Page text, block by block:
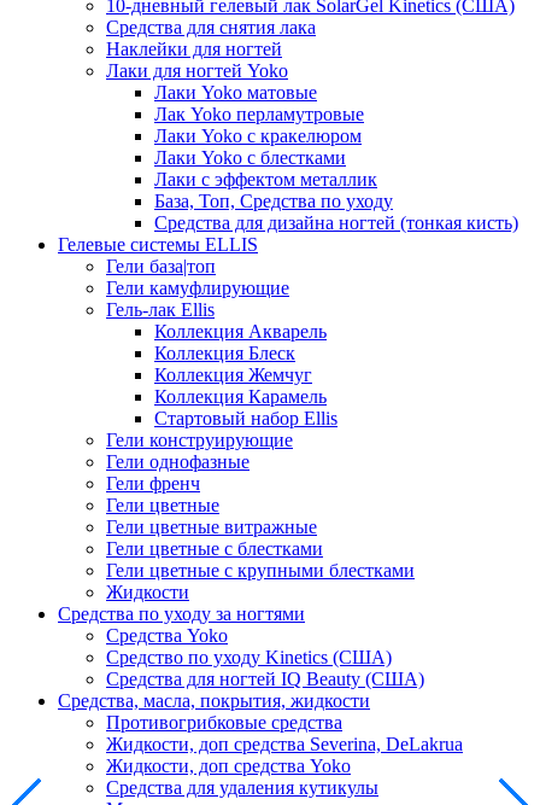
10-дневный гелевый лак SolarGel Kinetics (США)
Средства для снятия лака
Наклейки для ногтей
Лаки для ногтей Yoko
Лаки Yoko матовые
Лак Yoko перламутровые
Лаки Yoko с кракелюром
Лаки Yoko с блестками
Лаки с эффектом металлик
База, Топ, Средства по уходу
Средства для дизайна ногтей (тонкая кисть)
Гелевые системы ELLIS
Гели база|топ
Гели камуфлирующие
Гель-лак Ellis
Коллекция Акварель
Коллекция Блеск
Коллекция Жемчуг
Коллекция Карамель
Стартовый набор Ellis
Гели конструирующие
Гели однофазные
Гели френч
Гели цветные
Гели цветные витражные
Гели цветные с блестками
Гели цветные с крупными блестками
Жидкости
Средства по уходу за ногтями
Средства Yoko
Средство по уходу Kinetics (США)
Средства для ногтей IQ Beauty (США)
Средства, масла, покрытия, жидкости
Противогрибковые средства
Жидкости, доп средства Severina, DeLakrua
Жидкости, доп средства Yoko
Средства для удаления кутикулы